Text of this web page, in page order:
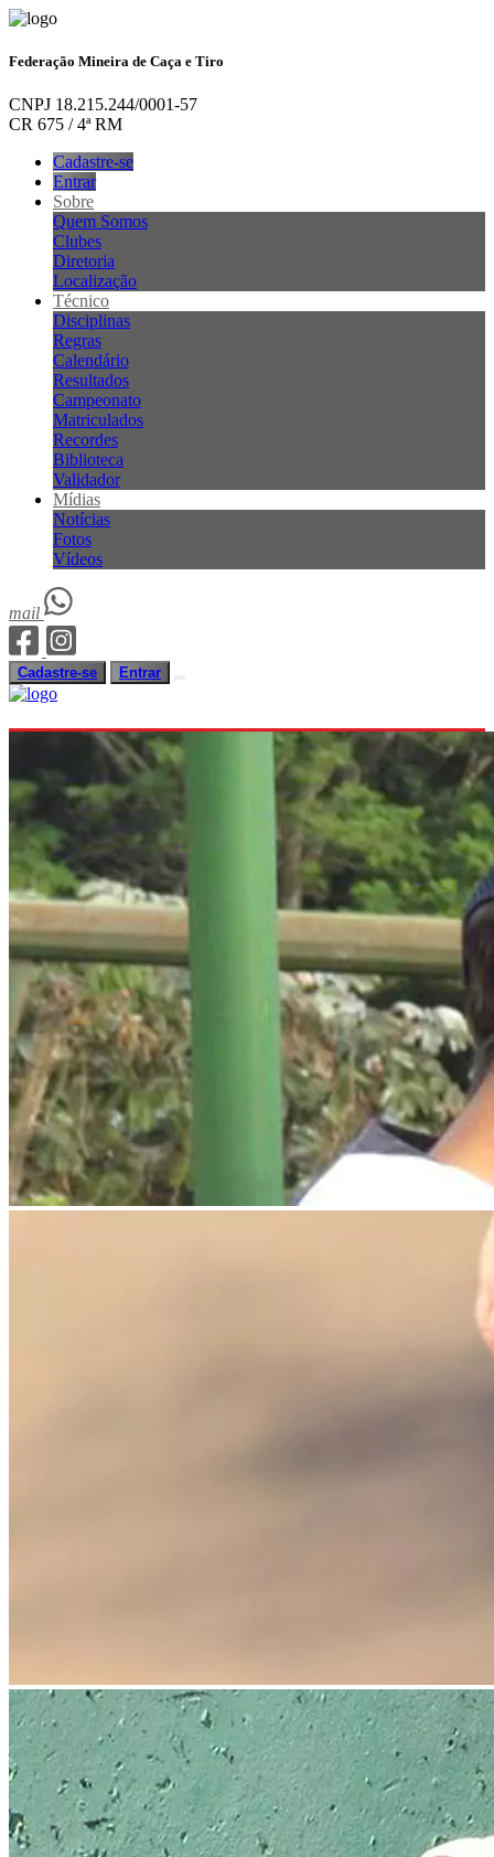
Federação Mineira de Caça e Tiro
CNPJ 18.215.244/0001-57
CR 675 / 4ª RM
Cadastre-se
Entrar
Sobre
Quem Somos
Clubes
Diretoria
Localização
Técnico
Disciplinas
Regras
Calendário
Resultados
Campeonato
Matriculados
Recordes
Biblioteca
Validador
Mídias
Notícias
Fotos
Vídeos
mail
Cadastre-se Entrar